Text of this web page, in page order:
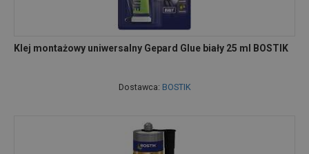
Klej montażowy uniwersalny Gepard Glue biały 25 ml BOSTIK
Dostawca: BOSTIK